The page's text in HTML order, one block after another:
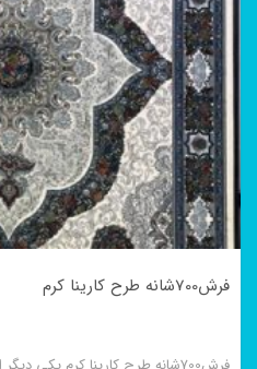
فرش700شانه طرح کارینا کرم